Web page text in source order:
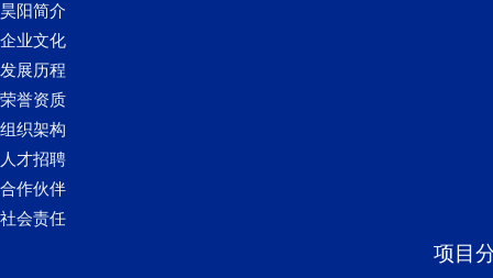
昊阳简介
企业文化
发展历程
荣誉资质
组织架构
人才招聘
合作伙伴
社会责任
项目